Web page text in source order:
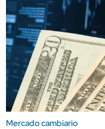
Mercado cambiario